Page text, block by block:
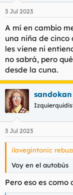
d
o
d
e
l
t
e
a
e
i
c
i
o
3 Jul 2023
A mí en cambio
una niña de cinco
les viene ni
no sabrá, pero
desde la cuna.
3 Jul 2023
ilovegintonic
Voy en el autobús
Pero eso es como